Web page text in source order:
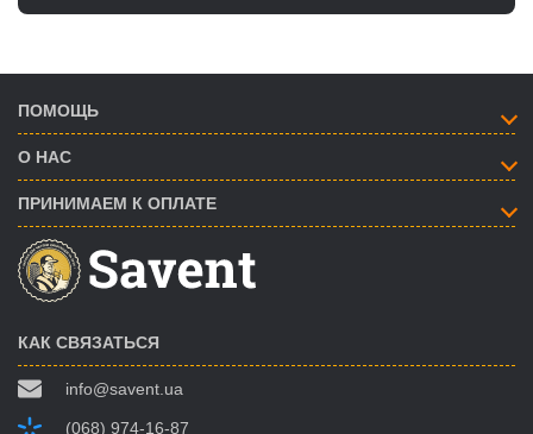
ПОМОЩЬ
О НАС
ПРИНИМАЕМ К ОПЛАТЕ
КАК СВЯЗАТЬСЯ
info@savent.ua
(068) 974-16-87